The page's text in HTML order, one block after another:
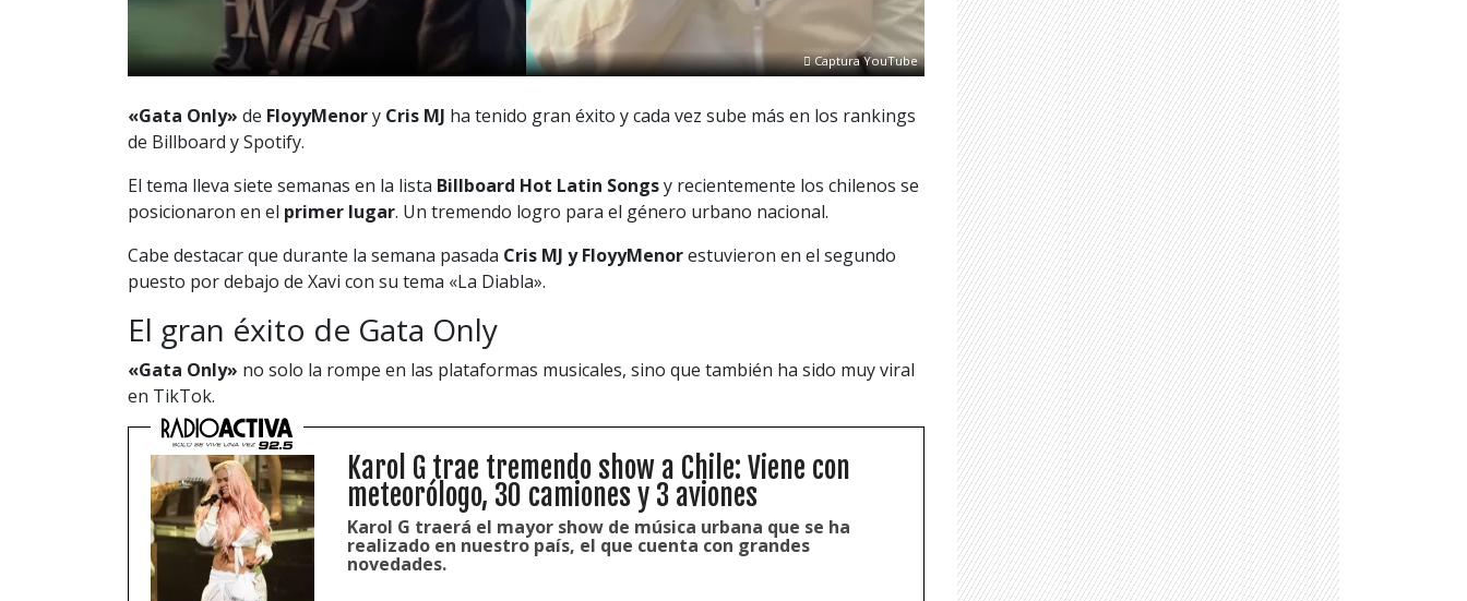
Captura YouTube
«Gata Only» de FloyyMenory Cris MJ ha tenido gran éxito y cada vez sube más en los rankings
de Billboard y Spotify.
El tema lleva siete semanas en la lista Billboard Hot Latin Songsy recientemente los chilenos se
posicionaron en el primer lugar. Un tremendo logro para el género urbano nacional.
Cabe destacar que durante la semana pasada Cris MJ y FloyyMenorestuvieron en el segundo
puesto por debajo de Xavi con su tema «La Diabla».
El gran éxito de Gata Only
«Gata Only» no solo la rompe en las plataformas musicales, sino que también ha sido muy viral
en TikTok.
Karol G trae tremendo show a Chile: Viene con
meteorólogo, 30 camiones y 3 aviones
Karol G traerá el mayor show de música urbana que se ha
realizado en nuestro país, el que cuenta con grandes
novedades.